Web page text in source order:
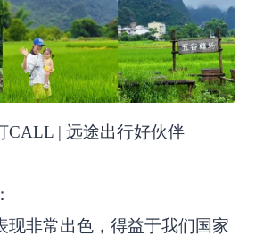
CALL | 远途出行好伙伴
现非常出色，得益于我们国家